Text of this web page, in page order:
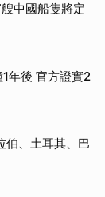
中國船隻將定
年後 官方證實2
伯、土耳其、巴